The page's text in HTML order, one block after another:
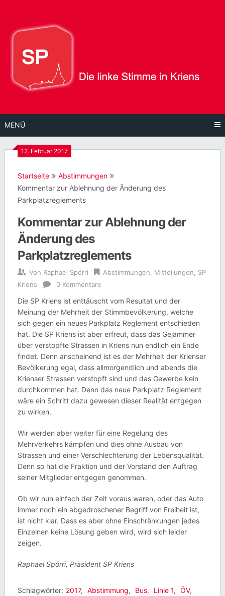
Inhalt
MENÜ
12. Februar 2017
Startseite
Abstimmungen
Kommentar zur Ablehnung der Änderung des
Parkplatzreglements
Kommentar zur Ablehnung der
Änderung des
Parkplatzreglements
Von Raphael Spörri Abstimmungen Mitteilungen
SP
Kriens
0 Kommentare
Die SP Kriens ist enttäuscht vom Resultat und der
Meinung der Mehrheit der Stimmbevölkerung, welche
sich gegen ein neues Parkplatz Reglement entschieden
hat. Die SP Kriens ist aber erfreut, dass das Gejammer
über verstopfte Strassen in Kriens nun endlich ein Ende
findet. Denn anscheinend ist es der Mehrheit der Krienser
Bevölkerung egal, dass allmorgendlich und abends die
Krienser Strassen verstopft sind und das Gewerbe kein
durchkommen hat. Denn das neue Parkplatz Reglement
wäre ein Schritt dazu gewesen dieser Realität entgegen
zu wirken.
Wir werden aber weiter für eine Regelung des
Mehrverkehrs kämpfen und dies ohne Ausbau von
Strassen und einer Verschlechterung der Lebensqualität.
Denn so hat die Fraktion und der Vorstand den Auftrag
seiner Mitglieder entgegen genommen.
Ob wir nun einfach der Zeit voraus waren, oder das Auto
immer noch ein abgedroschener Begriff von Freiheit ist,
ist nicht klar. Dass es aber ohne Einschränkungen jedes
Einzelnen keine Lösung geben wird, wird sich leider
zeigen.
Raphael Spörri, Präsident SP Kriens
Schlagwörter: 2017, Abstimmung, Bus, Linie 1, ÖV,